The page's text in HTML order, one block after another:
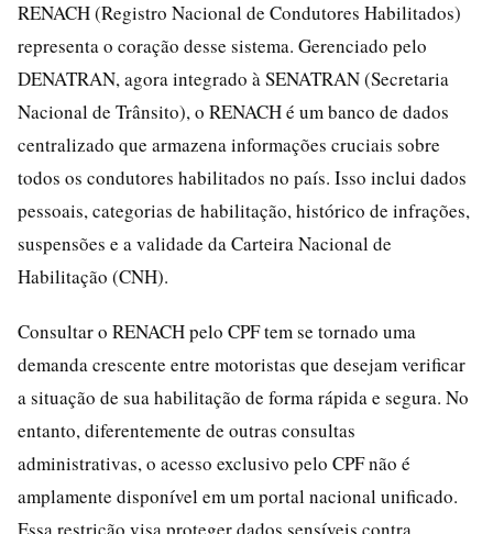
RENACH (Registro Nacional de Condutores Habilitados)
representa o coração desse sistema. Gerenciado pelo
DENATRAN, agora integrado à SENATRAN (Secretaria
Nacional de Trânsito), o RENACH é um banco de dados
centralizado que armazena informações cruciais sobre
todos os condutores habilitados no país. Isso inclui dados
pessoais, categorias de habilitação, histórico de infrações,
suspensões e a validade da Carteira Nacional de
Habilitação (CNH).
Consultar o RENACH pelo CPF tem se tornado uma
demanda crescente entre motoristas que desejam verificar
a situação de sua habilitação de forma rápida e segura. No
entanto, diferentemente de outras consultas
administrativas, o acesso exclusivo pelo CPF não é
amplamente disponível em um portal nacional unificado.